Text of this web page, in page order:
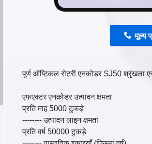
मूल्य
पूर्ण ऑप्टिकल रोटरी एनकोडर SJ50
एफएक्टर एनकोडर उत्पादन क्षमता
प्रति माह 5000 टुकड़े
-------- उत्पादन लाइन क्षमता
प्रति वर्ष 50000 टुकड़े